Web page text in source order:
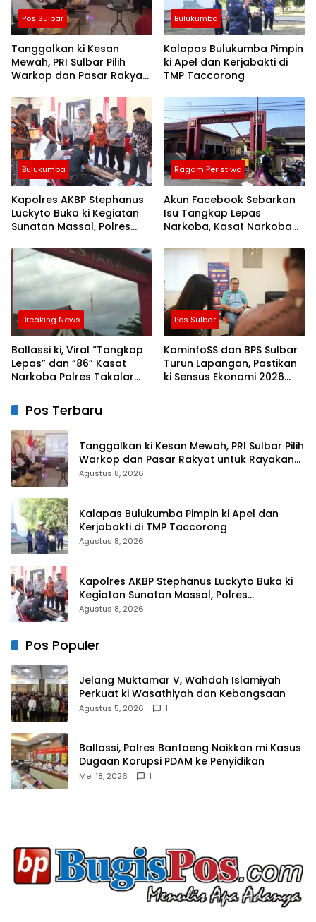
Pos Sulbar
Tanggalkan ki Kesan
Mewah, PRI Sulbar Pilih
Warkop dan Pasar Rakyat
Bulukumba
Kalapas Bulukumba Pimpin
ki Apel dan Kerjabakti di
TMP Taccorong
Bulukumba
Kapolres AKBP Stephanus
Luckyto Buka ki Kegiatan
Sunatan Massal, Polres
dengan Pemuda Pancasila
Ragam Peristiwa
Akun Facebook Sebarkan
Isu Tangkap Lepas
Narkoba, Kasat Narkoba
dan Fitnah
Breaking News
Ballassi ki, Viral “Tangkap
Lepas” dan “86” Kasat
Narkoba Polres Takalar
Pos Sulbar
KominfoSS dan BPS Sulbar
Turun Lapangan, Pastikan
ki Sensus Ekonomi 2026
Pos Terbaru
Tanggalkan ki Kesan Mewah, PRI Sulbar Pilih
Warkop dan Pasar Rakyat untuk Rayakan
HUT Ke-1
Agustus 8, 2026
Kalapas Bulukumba Pimpin ki Apel dan
Kerjabakti di TMP Taccorong
Agustus 8, 2026
Kapolres AKBP Stephanus Luckyto Buka ki
Kegiatan Sunatan Massal, Polres
Bulukumba Kerjasama dengan Pemuda
Agustus 8, 2026
Pos Populer
Jelang Muktamar V, Wahdah Islamiyah
Perkuat ki Wasathiyah dan Kebangsaan
Agustus 5, 2026 1
Ballassi, Polres Bantaeng Naikkan mi Kasus
Dugaan Korupsi PDAM ke Penyidikan
Mei 18, 2026 1